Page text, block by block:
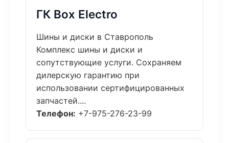
ГК Box Electro
Шины и диски в Ставрополь
Комплекс шины и диски и
сопутствующие услуги. Сохраняем
дилерскую гарантию при
использовании сертифицированных
запчастей....
Телефон: +7-975-276-23-99